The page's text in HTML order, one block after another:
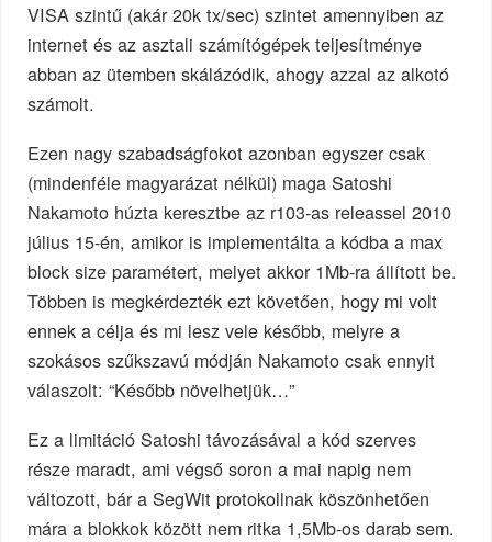
VISA szintű (akár 20k tx/sec) szintet amennyiben az
internet és az asztali számítógépek teljesítménye
abban az ütemben skálázódik, ahogy azzal az alkotó
számolt.
Ezen nagy szabadságfokot azonban egyszer csak
(mindenféle magyarázat nélkül) maga Satoshi
Nakamoto húzta keresztbe az r103-as releassel 2010
július 15-én, amikor is implementálta a kódba a max
block size paramétert, melyet akkor 1Mb-ra állított be.
Többen is megkérdezték ezt követően, hogy mi volt
ennek a célja és mi lesz vele később, melyre a
szokásos szűkszavú módján Nakamoto csak ennyit
válaszolt: “Később növelhetjük…”
Ez a limitáció Satoshi távozásával a kód szerves
része maradt, ami végső soron a mai napig nem
változott, bár a SegWit protokollnak köszönhetően
mára a blokkok között nem ritka 1,5Mb-os darab sem.